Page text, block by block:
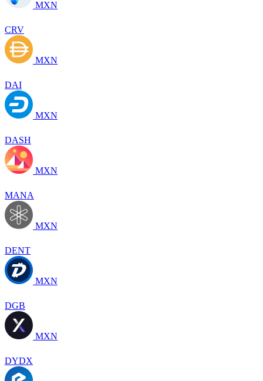
MXN
CRV
MXN
DAI
MXN
DASH
MXN
MANA
MXN
DENT
MXN
DGB
MXN
DYDX